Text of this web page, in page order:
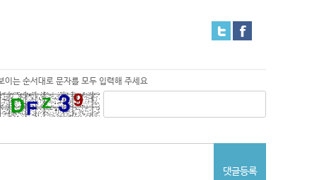
이는 순서대로 문자를 모두 입력해 주세요
댓글등록